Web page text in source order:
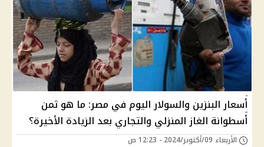
أسعار البنزين والسولار اليوم في مصر: ما هو ثمن
أسطوانة الغاز المنزلي والتجاري بعد الزيادة الأخيرة؟
الأربعاء 09/أكتوبر/2024 - 12:23 ص